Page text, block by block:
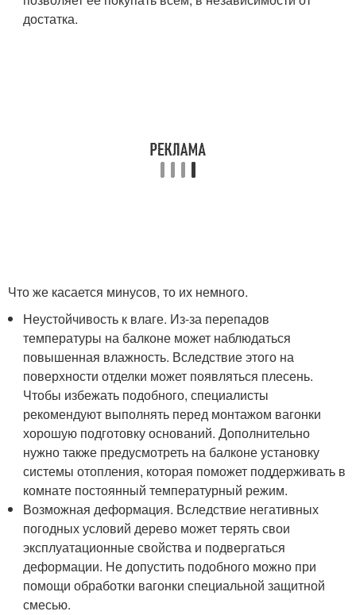
достатка.
Что же касается минусов, то их немного.
Неустойчивость к влаге. Из-за перепадов
температуры на балконе может наблюдаться
повышенная влажность. Вследствие этого на
поверхности отделки может появляться плесень.
Чтобы избежать подобного, специалисты
рекомендуют выполнять перед монтажом вагонки
хорошую подготовку оснований. Дополнительно
нужно также предусмотреть на балконе установку
системы отопления, которая поможет поддерживать в
комнате постоянный температурный режим.
Возможная деформация. Вследствие негативных
погодных условий дерево может терять свои
эксплуатационные свойства и подвергаться
деформации. Не допустить подобного можно при
помощи обработки вагонки специальной защитной
смесью.